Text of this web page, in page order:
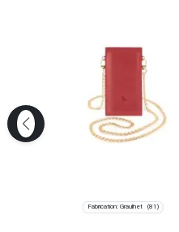
Fabrication: Graulhet (81)